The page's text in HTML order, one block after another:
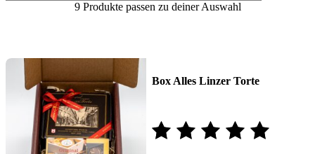
9 Produkte passen zu deiner Auswahl
Box Alles Linzer Torte